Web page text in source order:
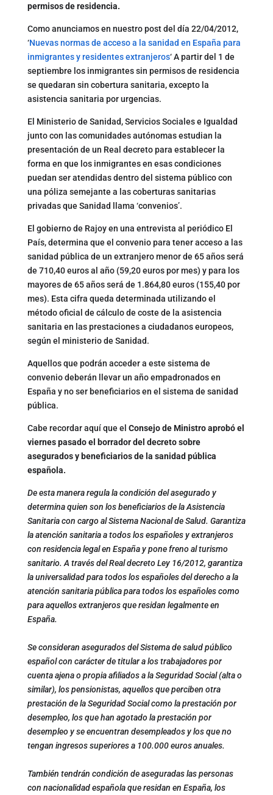
permisos de residencia.
Como anunciamos en nuestro post del día 22/04/2012,
‘Nuevas normas de acceso a la sanidad en España para
inmigrantes y residentes extranjeros‘ A partir del 1 de
septiembre los inmigrantes sin permisos de residencia
se quedaran sin cobertura sanitaria, excepto la
asistencia sanitaria por urgencias.
El Ministerio de Sanidad, Servicios Sociales e Igualdad
junto con las comunidades autónomas estudian la
presentación de un Real decreto para establecer la
forma en que los inmigrantes en esas condiciones
puedan ser atendidas dentro del sistema público con
una póliza semejante a las coberturas sanitarias
privadas que Sanidad llama ‘convenios’.
El gobierno de Rajoy en una entrevista al periódico El
País, determina que el convenio para tener acceso a las
sanidad pública de un extranjero menor de 65 años será
de 710,40 euros al año (59,20 euros por mes) y para los
mayores de 65 años será de 1.864,80 euros (155,40 por
mes). Esta cifra queda determinada utilizando el
método oficial de cálculo de coste de la asistencia
sanitaria en las prestaciones a ciudadanos europeos,
según el ministerio de Sanidad.
Aquellos que podrán acceder a este sistema de
convenio deberán llevar un año empadronados en
España y no ser beneficiarios en el sistema de sanidad
pública.
Cabe recordar aquí que el Consejo de Ministro aprobó el
viernes pasado el borrador del decreto sobre
asegurados y beneficiarios de la sanidad pública
española.
De esta manera regula la condición del asegurado y
determina quien son los beneficiarios de la Asistencia
Sanitaria con cargo al Sistema Nacional de Salud. Garantiza
la atención sanitaria a todos los españoles y extranjeros
con residencia legal en España y pone freno al turismo
sanitario. A través del Real decreto Ley 16/2012, garantiza
la universalidad para todos los españoles del derecho a la
atención sanitaria pública para todos los españoles como
para aquellos extranjeros que residan legalmente en
España.
Se consideran asegurados del Sistema de salud público
español con carácter de titular a los trabajadores por
cuenta ajena o propia afiliados a la Seguridad Social (alta o
similar), los pensionistas, aquellos que perciben otra
prestación de la Seguridad Social como la prestación por
desempleo, los que han agotado la prestación por
desempleo y se encuentran desempleados y los que no
tengan ingresos superiores a 100.000 euros anuales.
También tendrán condición de aseguradas las personas
con nacionalidad española que residan en España, los